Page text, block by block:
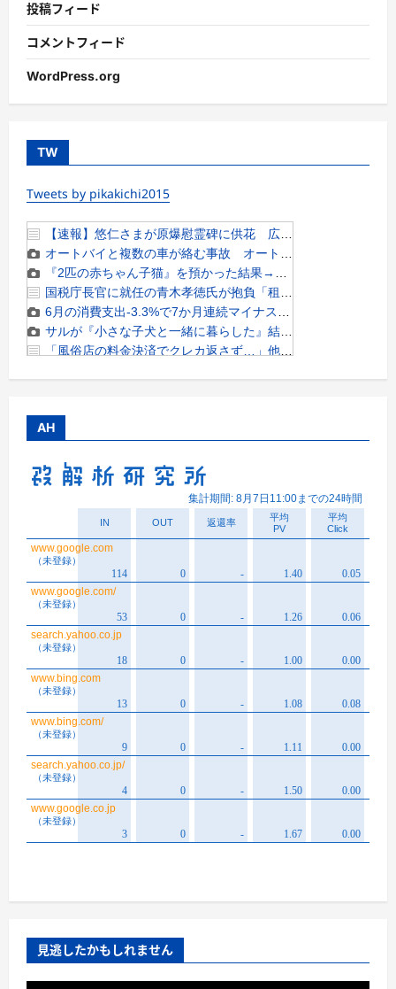
投稿フィード
コメントフィード
WordPress.org
TW
Tweets by pikakichi2015
AH
見逃したかもしれません